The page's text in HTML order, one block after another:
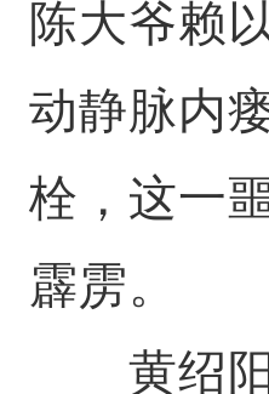
陈大爷赖
动静脉内
栓，这一
霹雳。
黄绍阳